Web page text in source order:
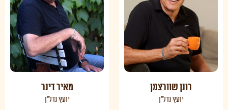
רונן שוורצמן
יועץ נדל"ן
מאיר דינר
יועץ נדל"ן